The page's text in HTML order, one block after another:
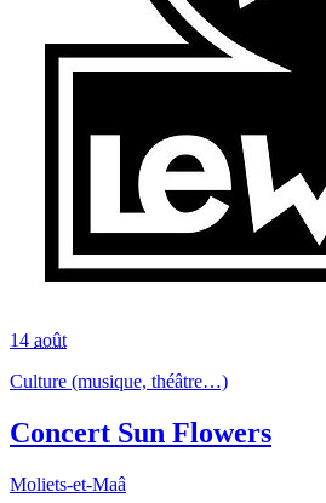
14 août
Culture (musique, théâtre…)
Concert Sun Flowers
Moliets-et-Maâ